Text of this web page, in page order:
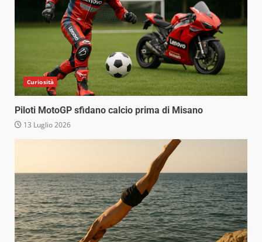
Curiosità
Piloti MotoGP sfidano calcio prima di Misano
13 Luglio 2026